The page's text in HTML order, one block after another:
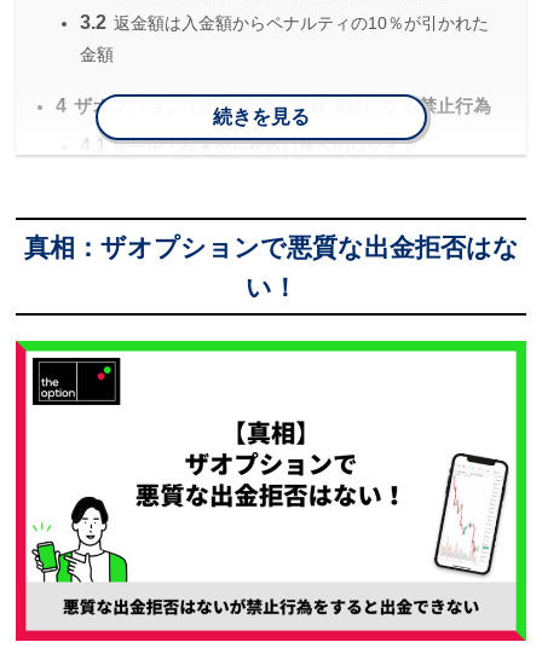
3.2 返金額は入金額からペナルティの10％が引かれた
金額
4 ザオプションで出金拒否・口座凍結になる禁止行為
4.1同一IP・端末から複数口座へのログイン
4.3フロントランニングやレート遅延を狙ったトレー
ド
入出金額が取引額よりも明らかに多い
4.5第三者の口座やクレジットカードの利用
4.6本人確認書類の名義がザオプションの登録名義と
異なる
ザオプションで出金できない時に確認すること
1日の出金上限額に達していないか
5.2 本人確認書類は提出しており審査は通っているか
5.3
6
6.1ザオプションの公式サポートにメールかチャット
続きを見る
真相：ザオプションで悪質な出金拒否はな
い！